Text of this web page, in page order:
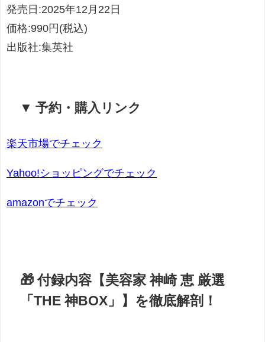
発売日:2025年12月22日
価格:990円(税込)
出版社:集英社
▼ 予約・購入リンク
楽天市場でチェック
Yahoo!ショッピングでチェック
amazonでチェック
🎁 付録内容【美容家 神崎 恵 厳選
「THE 神BOX」】を徹底解剖！